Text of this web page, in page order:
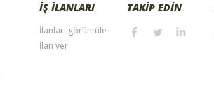
İŞ İLANLARI
İlanları görüntüle
İlan ver
TAKİP EDİN